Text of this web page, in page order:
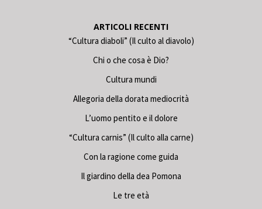
ARTICOLI RECENTI
“Cultura diaboli” (Il culto al diavolo)
Chi o che cosa è Dio?
Cultura mundi
Allegoria della dorata mediocrità
L’uomo pentito e il dolore
“Cultura carnis” (Il culto alla carne)
Con la ragione come guida
Il giardino della dea Pomona
Le tre età